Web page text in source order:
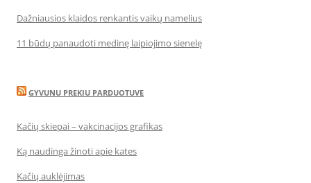
Dažniausios klaidos renkantis vaikų namelius
11 būdų panaudoti medinę laipiojimo sienelę
GYVUNU PREKIU PARDUOTUVE
Kačių skiepai – vakcinacijos grafikas
Ką naudinga žinoti apie kates
Kačių auklėjimas